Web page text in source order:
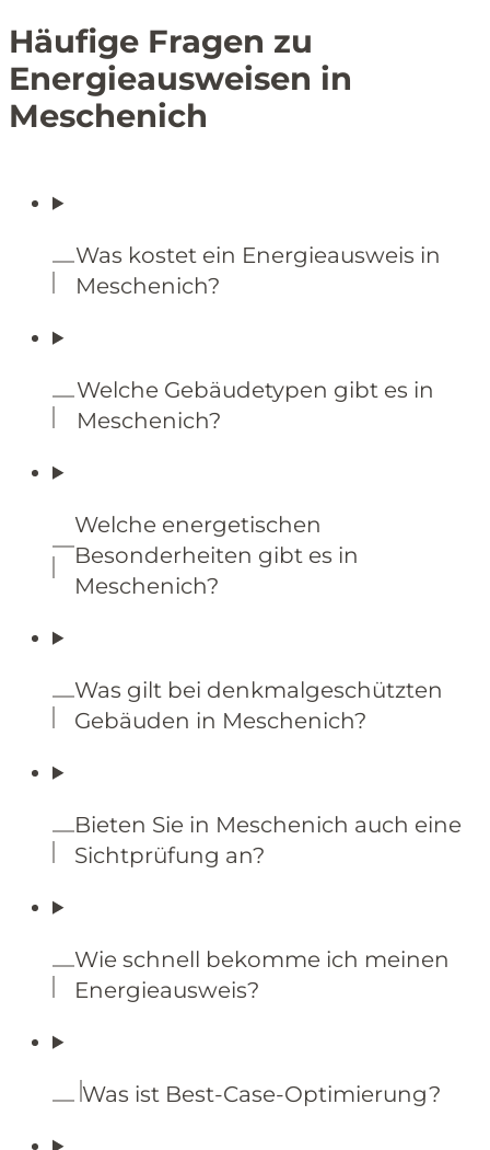
Häufige Fragen zu
Energieausweisen in
Meschenich
Was kostet ein Energieausweis in
Meschenich?
Welche Gebäudetypen gibt es in
Meschenich?
Welche energetischen
Besonderheiten gibt es in
Meschenich?
Was gilt bei denkmalgeschützten
Gebäuden in Meschenich?
Bieten Sie in Meschenich auch eine
Sichtprüfung an?
Wie schnell bekomme ich meinen
Energieausweis?
Was ist Best-Case-Optimierung?